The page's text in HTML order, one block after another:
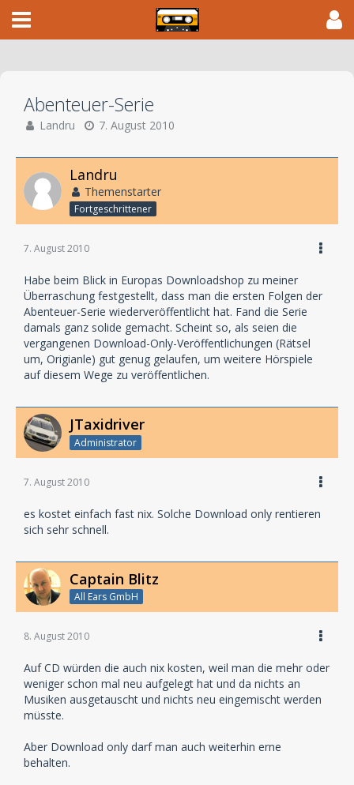
Abenteuer-Serie
Landru 7. August 2010
Landru
Themenstarter
Fortgeschrittener
7. August 2010
Habe beim Blick in Europas Downloadshop zu meiner
Überraschung festgestellt, dass man die ersten Folgen der
Abenteuer-Serie wiederveröffentlicht hat. Fand die Serie
damals ganz solide gemacht. Scheint so, als seien die
vergangenen Download-Only-Veröffentlichungen (Rätsel
um, Origianle) gut genug gelaufen, um weitere Hörspiele
auf diesem Wege zu veröffentlichen.
JTaxidriver
Administrator
7. August 2010
es kostet einfach fast nix. Solche Download only rentieren
sich sehr schnell.
Captain Blitz
All Ears GmbH
8. August 2010
Auf CD würden die auch nix kosten, weil man die mehr oder
weniger schon mal neu aufgelegt hat und da nichts an
Musiken ausgetauscht und nichts neu eingemischt werden
müsste.
Aber Download only darf man auch weiterhin erne
behalten.